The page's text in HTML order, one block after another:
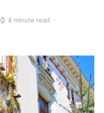
4 minute read